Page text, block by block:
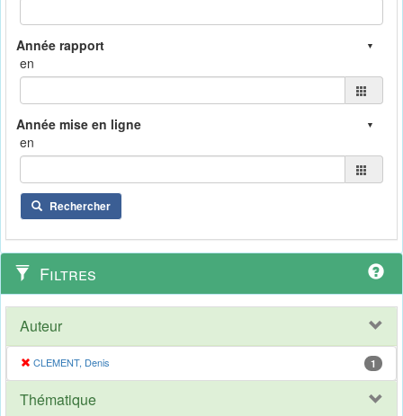
en
en
Rechercher
Filtres
Auteur
CLEMENT, Denis 1
Thématique